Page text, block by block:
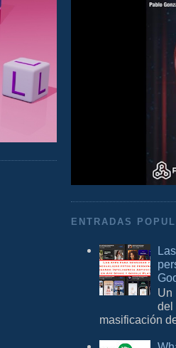
ENTRADAS
Un
del
masificación